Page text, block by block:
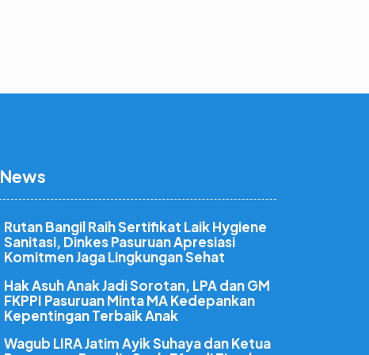
News
Rutan Bangil Raih Sertifikat Laik Hygiene
Sanitasi, Dinkes Pasuruan Apresiasi
Komitmen Jaga Lingkungan Sehat
Hak Asuh Anak Jadi Sorotan, LPA dan GM
FKPPI Pasuruan Minta MA Kedepankan
Kepentingan Terbaik Anak
Wagub LIRA Jatim Ayik Suhaya dan Ketua